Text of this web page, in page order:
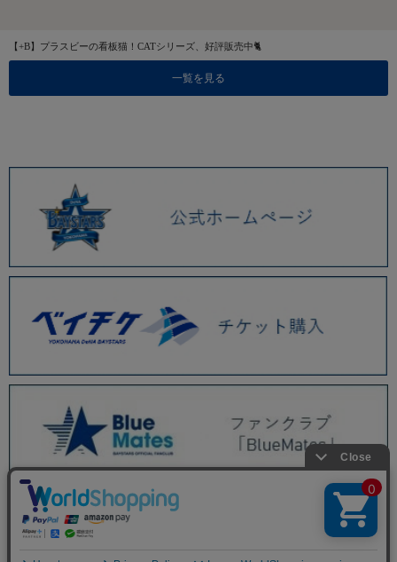
【+B】プラスビーの看板猫！CATシリーズ、好評販売中🐈
一覧を見る